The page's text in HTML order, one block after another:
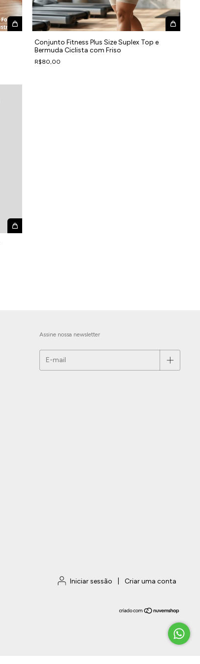
Conjunto Fitness Plus Size Suplex Top e
Bermuda Ciclista com Friso
R$80,00
Assine nossa newsletter
Iniciar sessão Criar uma conta